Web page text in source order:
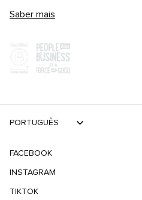
Saber mais
FACEBOOK
INSTAGRAM
TIKTOK
PORTUGUÊS